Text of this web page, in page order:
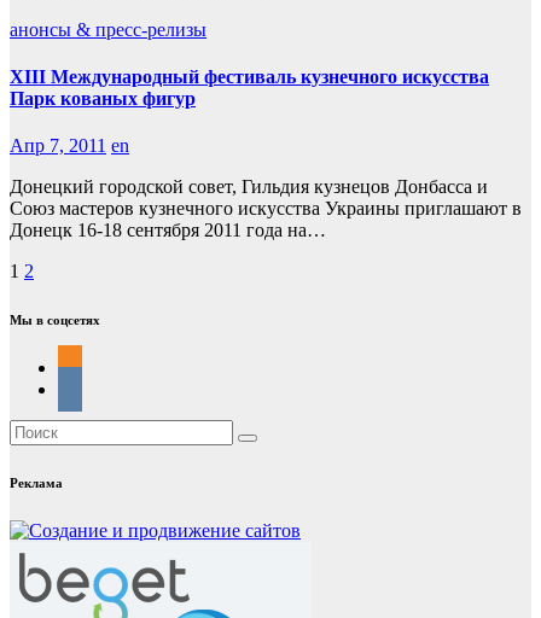
анонсы & пресс-релизы
XIII Международный фестиваль кузнечного искусства
Парк кованых фигур
Апр 7, 2011 en
Донецкий городской совет, Гильдия кузнецов Донбасса и
Союз мастеров кузнечного искусства Украины приглашают в
Донецк 16-18 сентября 2011 года на…
Пагинация
записей
1 2
Мы в соцсетях
Реклама